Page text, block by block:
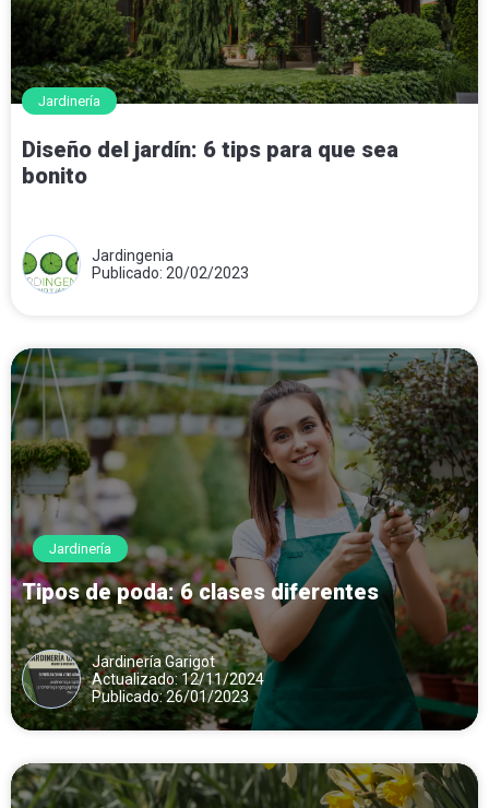
Jardinería
Diseño del jardín: 6 tips para que sea
bonito
Jardingenia
Publicado: 20/02/2023
Jardinería
Tipos de poda: 6 clases diferentes
Jardinería Garigot
Actualizado: 12/11/2024
Publicado: 26/01/2023